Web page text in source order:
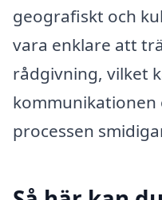
geografiskt och
vara enklare att
rådgivning, vilket
kommunikationen
processen